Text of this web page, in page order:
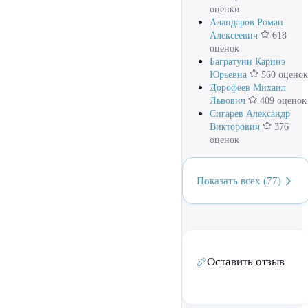
оценки
Аландаров Роман
Алексеевич
618
оценок
Багратуни Каринэ
Юрьевна
560 оценок
Дорофеев Михаил
Львович
409 оценок
Сигарев Александр
Викторович
376
оценок
Показать всех (77)
Оставить отзыв